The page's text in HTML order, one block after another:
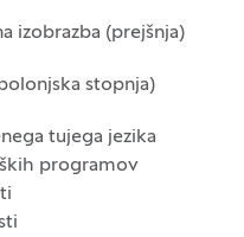
izobrazba (prejšnja)
stopnja)
tujega jezika
programov